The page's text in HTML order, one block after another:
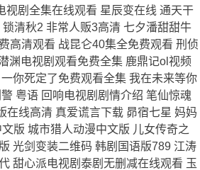
视剧全集在线观看 星辰变在线 通天干
清秋2 非常人贩3高清 七夕潘甜甜牛
高清观看 战昆仑40集全免费观看 刑侦
渊电视剧观看免费全集 鹿鼎记ol视频
你死定了免费观看全集 我在未来等你
粤语 回响电视剧剧情介绍 笔仙惊魂
在线高清 真爱谎言下载 昴宿七星 妈妈
版 城市猎人动漫中文版 儿女传奇之
光剑变装二维码 韩剧国语版789 江涛
甜心派电视剧泰剧无删减在线观看 玉